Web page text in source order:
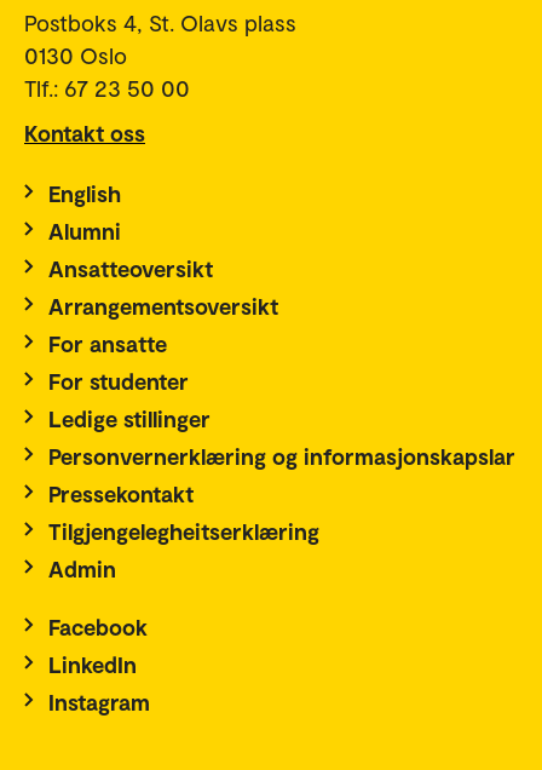
Postboks 4, St. Olavs plass
0130 Oslo
Tlf.: 67 23 50 00
Kontakt oss
English
Alumni
Ansatteoversikt
Arrangementsoversikt
For ansatte
For studenter
Ledige stillinger
Personvernerklæring og informasjonskapslar
Pressekontakt
Tilgjengelegheitserklæring
Admin
Facebook
LinkedIn
Instagram